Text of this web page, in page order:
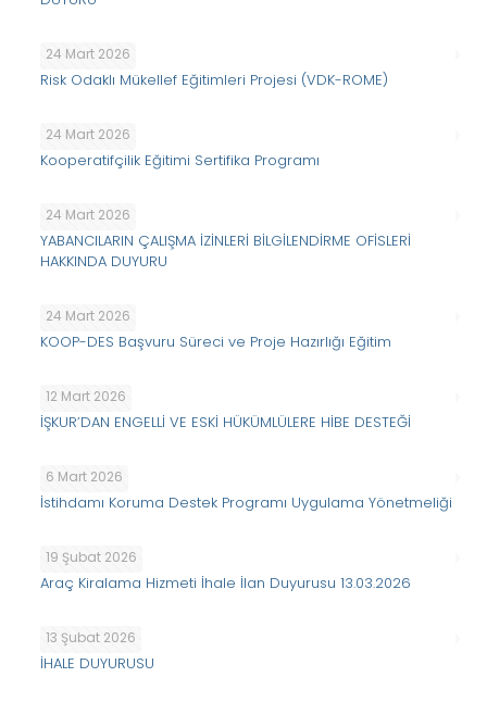
24 Mart 2026
Risk Odaklı Mükellef Eğitimleri Projesi (VDK-ROME)
24 Mart 2026
Kooperatifçilik Eğitimi Sertifika Programı
24 Mart 2026
YABANCILARIN ÇALIŞMA İZİNLERİ BİLGİLENDİRME OFİSLERİ
HAKKINDA DUYURU
24 Mart 2026
KOOP-DES Başvuru Süreci ve Proje Hazırlığı Eğitim
12 Mart 2026
İŞKUR’DAN ENGELLİ VE ESKİ HÜKÜMLÜLERE HİBE DESTEĞİ
6 Mart 2026
İstihdamı Koruma Destek Programı Uygulama Yönetmeliği
19 Şubat 2026
Araç Kiralama Hizmeti İhale İlan Duyurusu 13.03.2026
13 Şubat 2026
İHALE DUYURUSU